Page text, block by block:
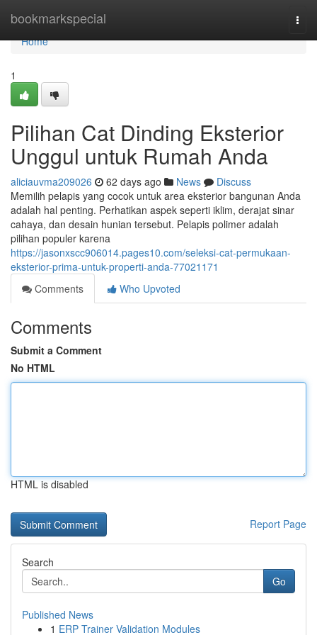
bookmarkspecial
Home
Home
1
Pilihan Cat Dinding Eksterior
Unggul untuk Rumah Anda
aliciauvma209026 62 days ago News
Discuss
Memilih pelapis yang cocok untuk area eksterior bangunan Anda
adalah hal penting. Perhatikan aspek seperti iklim, derajat sinar
cahaya, dan desain hunian tersebut. Pelapis polimer adalah
pilihan populer karena
https://jasonxscc906014.pages10.com/seleksi-cat-permukaan-
eksterior-prima-untuk-properti-anda-77021171
Comments
Who Upvoted
Comments
Submit a Comment
No HTML
HTML is disabled
Report Page
Search
Go
Published News
1 ERP Trainer Validation Modules